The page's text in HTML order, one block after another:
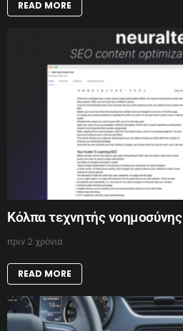
READ MORE
Κόλπα τεχνητής νοημοσύνης
πριν 2 χρόνια
READ MORE